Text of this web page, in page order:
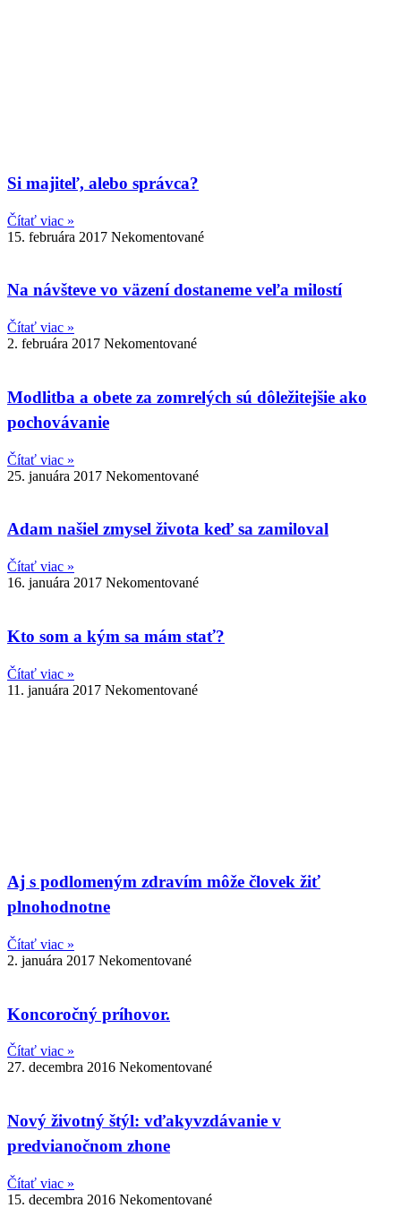
Si majiteľ, alebo správca?
Čítať viac »
15. februára 2017 Nekomentované
Na návšteve vo väzení dostaneme veľa milostí
Čítať viac »
2. februára 2017 Nekomentované
Modlitba a obete za zomrelých sú dôležitejšie ako
pochovávanie
Čítať viac »
25. januára 2017 Nekomentované
Adam našiel zmysel života keď sa zamiloval
Čítať viac »
16. januára 2017 Nekomentované
Kto som a kým sa mám stať?
Čítať viac »
11. januára 2017 Nekomentované
Aj s podlomeným zdravím môže človek žiť
plnohodnotne
Čítať viac »
2. januára 2017 Nekomentované
Koncoročný príhovor.
Čítať viac »
27. decembra 2016 Nekomentované
Nový životný štýl: vďakyvzdávanie v
predvianočnom zhone
Čítať viac »
15. decembra 2016 Nekomentované